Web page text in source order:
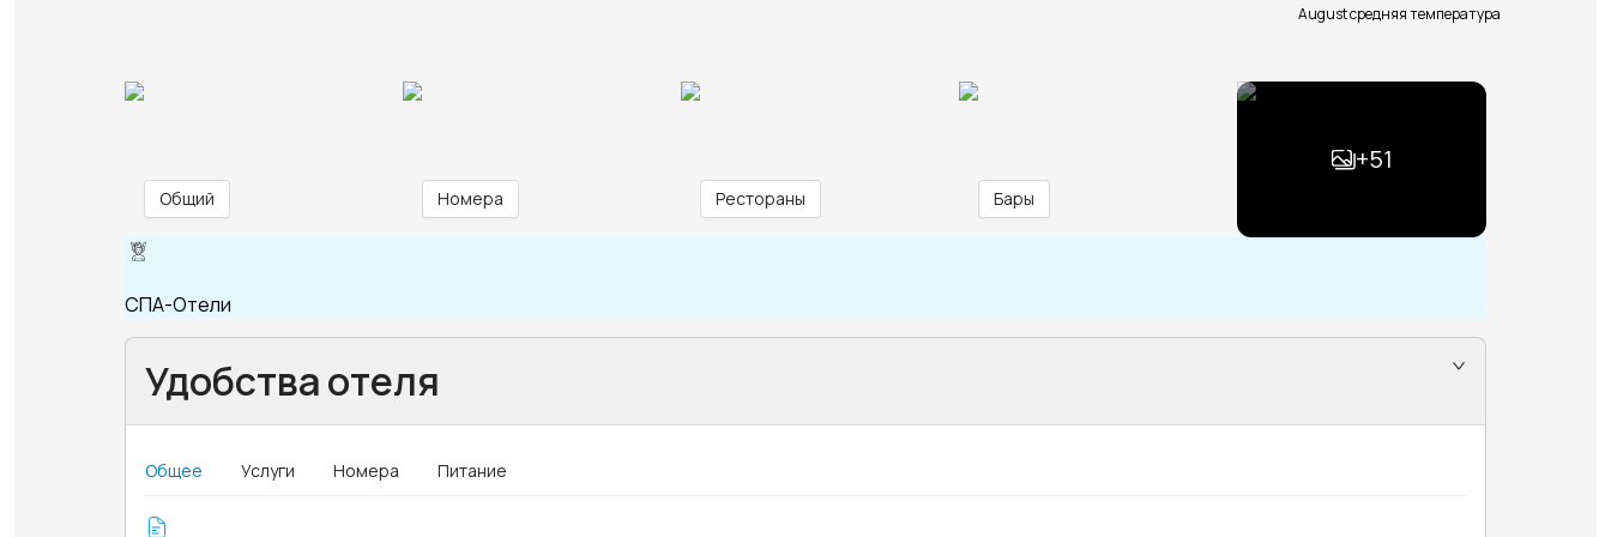
August средняя температура
Общий Номера Рестораны Бары
+51
СПА-Отели
Удобства отеля
Общее Услуги Номера Питание